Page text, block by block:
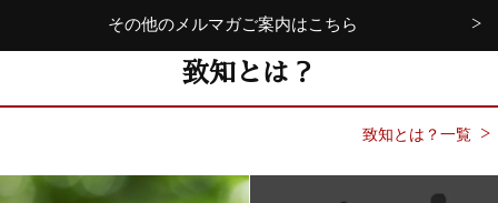
その他のメルマガご案内はこちら
致知とは？
致知とは？一覧